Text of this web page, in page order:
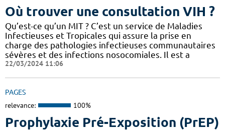
Où trouver une consultation VIH ?
Qu’est-ce qu’un MIT ? C’est un service de Maladies
Infectieuses et Tropicales qui assure la prise en
charge des pathologies infectieuses communautaires
sévères et des infections nosocomiales. Il est a
22/03/2024 11:06
PAGES
relevance: 100%
Prophylaxie Pré-Exposition (PrEP)